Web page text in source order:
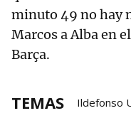
minuto 49 no hay
Marcos a Alba en
Barça.
TEMAS Ildefonso